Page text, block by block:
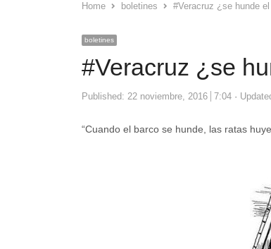
Home
boletines #Veracruz ¿se hunde
boletines
#Veracruz ¿se
Published: 22 noviembre, 2016 7:04
“Cuando el barco se hunde, las ratas